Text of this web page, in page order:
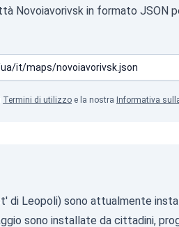
Novoiavorivsk in formato
Termini di utilizzo e la nostra Informativa
di Leopoli) sono attualmente
sono installate da cittadini,